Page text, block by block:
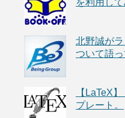
を利用し
北野誠が
ついて語っ
【LaTeX
プレート。